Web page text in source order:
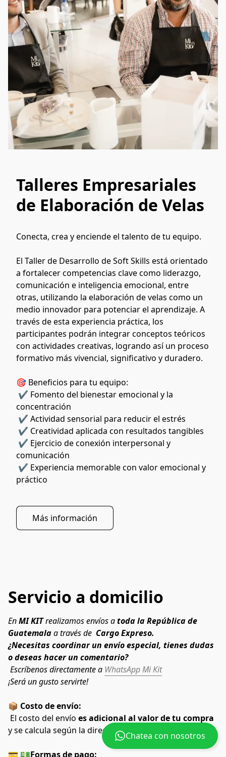
Chatea con nosotros
Talleres Empresariales
de Elaboración de Velas
Conecta, crea y enciende el talento de tu equipo.
El Taller de Desarrollo de Soft Skills está orientado
a fortalecer competencias clave como liderazgo,
comunicación e inteligencia emocional, entre
otras, utilizando la elaboración de velas como un
medio innovador para potenciar el aprendizaje. A
través de esta experiencia práctica, los
participantes podrán integrar conceptos teóricos
con actividades creativas, logrando así un proceso
formativo más vivencial, significativo y duradero.
🎯 Beneficios para tu equipo:
concentración
✔️ Actividad sensorial para reducir el estrés
✔️ Creatividad aplicada con resultados tangibles
comunicación
práctico
Más información
Servicio a domicilio
En MI KIT realizamos envíos a toda la República de
Guatemala a través de Cargo Expreso.
¿Necesitas coordinar un envío especial, tienes dudas
o deseas hacer un comentario?
Escríbenos directamente a WhatsApp Mi Kit
¡Será un gusto servirte!
📦 Costo de envío:
El costo del envío es adicional al valor de tu compra
y se calcula según la dirección de entrega.
💳 💵Formas de pago: